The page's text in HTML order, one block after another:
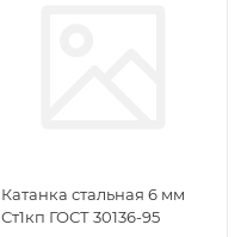
Катанка стальная 6 мм
Ст1кп ГОСТ 30136-95